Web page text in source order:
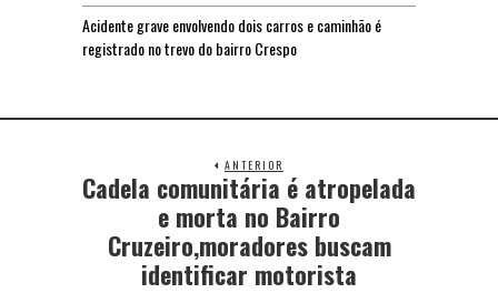
Acidente grave envolvendo dois carros e caminhão é
registrado no trevo do bairro Crespo
ANTERIOR
Cadela comunitária é atropelada
e morta no Bairro
Cruzeiro,moradores buscam
identificar motorista